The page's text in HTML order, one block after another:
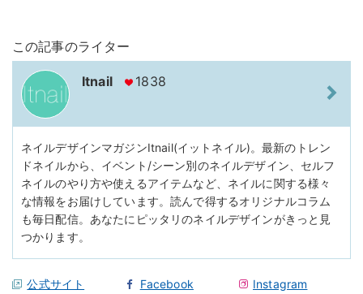
この記事のライター
Itnail 1838
ネイルデザインマガジンItnail(イットネイル)。最新のトレン
ドネイルから、イベント/シーン別のネイルデザイン、セルフ
ネイルのやり方や使えるアイテムなど、ネイルに関する様々
な情報をお届けしています。読んで得するオリジナルコラム
も毎日配信。あなたにピッタリのネイルデザインがきっと見
つかります。
公式サイト Facebook Instagram